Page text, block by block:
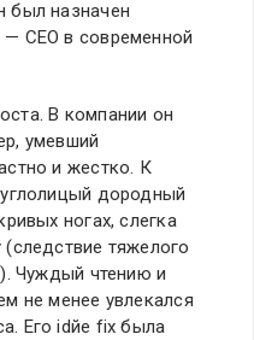
был назначен
CEO в современной
В компании он
умевший
и жестко. К
дородный
ногах, слегка
тяжелого
Чуждый чтению и
не менее увлекался
Его idйe fix была